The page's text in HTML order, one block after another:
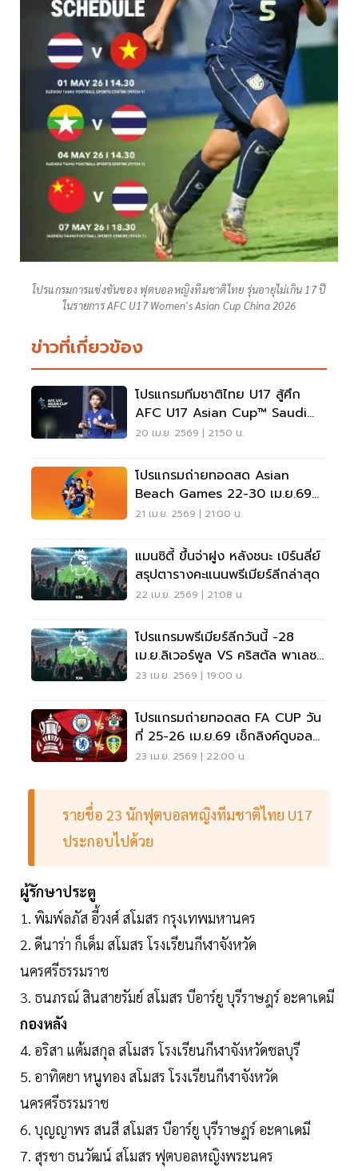
โปรแกรมการแข่งขันของ ฟุตบอลหญิงทีมชาติไทย รุ่นอายุไม่เกิน 17 ปี
ในรายการ AFC U17 Women's Asian Cup China 2026
ข่าวที่เกี่ยวข้อง
โปรแกรมทีมชาติไทย U17 สู้ศึก
AFC U17 Asian Cup™ Saudi
Arabia 2026
20 เม.ย. 2569 | 21:50 น.
โปรแกรมถ่ายทอดสด Asian
Beach Games 22-30 เม.ย.69
แนะลิงค์เชียร์ทีมชาติไทยที่นี่
21 เม.ย. 2569 | 21:00 น.
แมนซิตี้ ขึ้นจ่าฝูง หลังชนะ เบิร์น​ลี่ย์​
สรุปตารางคะแนนพรีเมียร์ลีกล่าสุด
22 เม.ย. 2569 | 21:08 น.
โปรแกรมพรีเมียร์ลีกวันนี้ -28
เม.ย.ลิเวอร์พูล VS คริสตัล พาเลซ
-อาร์เซนอล VS นิวคาสเซิล
23 เม.ย. 2569 | 19:00 น.
โปรแกรมถ่ายทอดสด FA CUP วัน
ที่ 25-26 เม.ย.69 เช็กลิงค์ดูบอล
สดที่นี่
23 เม.ย. 2569 | 22:00 น.
รายชื่อ 23 นักฟุตบอลหญิงทีมชาติไทย U17
ประกอบไปด้วย
ผู้รักษาประตู
1. พิมพ์ลภัส อี้วงศ์ สโมสร กรุงเทพมหานคร
2. ดีนาร่า ก็เด็ม สโมสร โรงเรียนกีฬาจังหวัด
นครศรีธรรมราช
3. ธนภรณ์ สินสายรัมย์ สโมสร บีอาร์ยู บุรีราษฎร์ อะคาเดมี
กองหลัง
4. อริสา แต้มสกุล สโมสร โรงเรียนกีฬาจังหวัดชลบุรี
5. อาทิตยา หนูทอง สโมสร โรงเรียนกีฬาจังหวัด
นครศรีธรรมราช
6. บุญญาพร สนสี สโมสร บีอาร์ยู บุรีราษฎร์ อะคาเดมี
7. สุรชา ธนวัฒน์ สโมสร ฟุตบอลหญิงพระนคร